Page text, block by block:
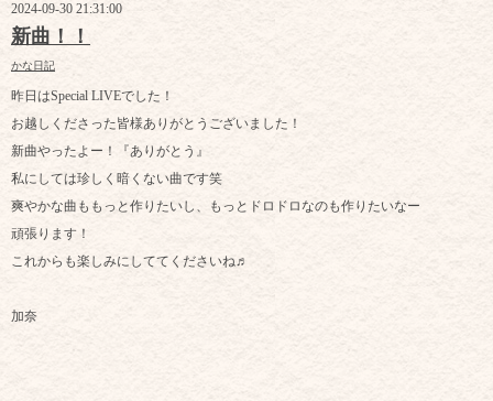
2024-09-30 21:31:00
新曲！！
かな日記
昨日はSpecial LIVEでした！
お越しくださった皆様ありがとうございました！
新曲やったよー！『ありがとう』
私にしては珍しく暗くない曲です笑
爽やかな曲ももっと作りたいし、もっとドロドロなのも作りたいなー
頑張ります！
これからも楽しみにしててくださいね♬
加奈